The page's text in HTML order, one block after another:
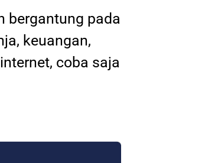
bergantung pada
keuangan,
coba saja